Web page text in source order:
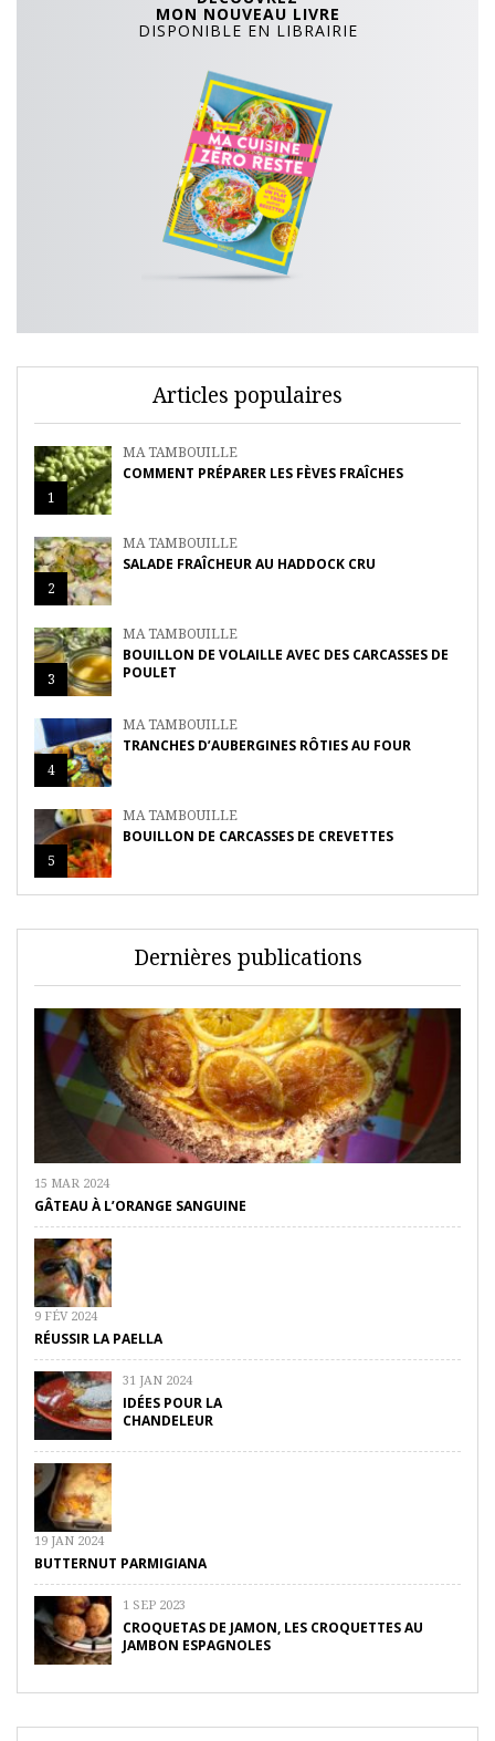
MON NOUVEAU LIVRE
DISPONIBLE EN LIBRAIRIE
Articles populaires
1
MA TAMBOUILLE
COMMENT PRÉPARER LES FÈVES FRAÎCHES
2
MA TAMBOUILLE
SALADE FRAÎCHEUR AU HADDOCK CRU
3
MA TAMBOUILLE
BOUILLON DE VOLAILLE AVEC DES CARCASSES DE
POULET
4
MA TAMBOUILLE
TRANCHES D’AUBERGINES RÔTIES AU FOUR
5
MA TAMBOUILLE
BOUILLON DE CARCASSES DE CREVETTES
Dernières publications
15 MAR 2024
GÂTEAU À L’ORANGE SANGUINE
9 FÉV 2024
RÉUSSIR LA PAELLA
31 JAN 2024
IDÉES POUR LA
CHANDELEUR
19 JAN 2024
BUTTERNUT PARMIGIANA
1 SEP 2023
CROQUETAS DE JAMON, LES CROQUETTES AU
JAMBON ESPAGNOLES